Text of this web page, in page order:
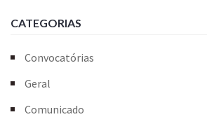
CATEGORIAS
Convocatórias
Geral
Comunicado